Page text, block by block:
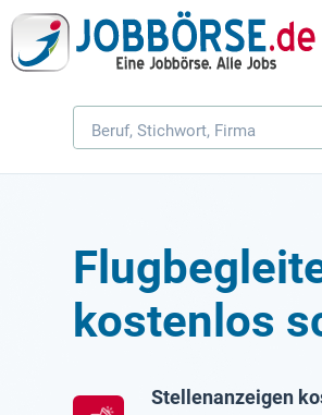
kostenlos
Stellenanzeigen